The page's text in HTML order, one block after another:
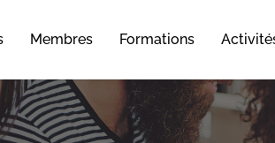
Membres Formations